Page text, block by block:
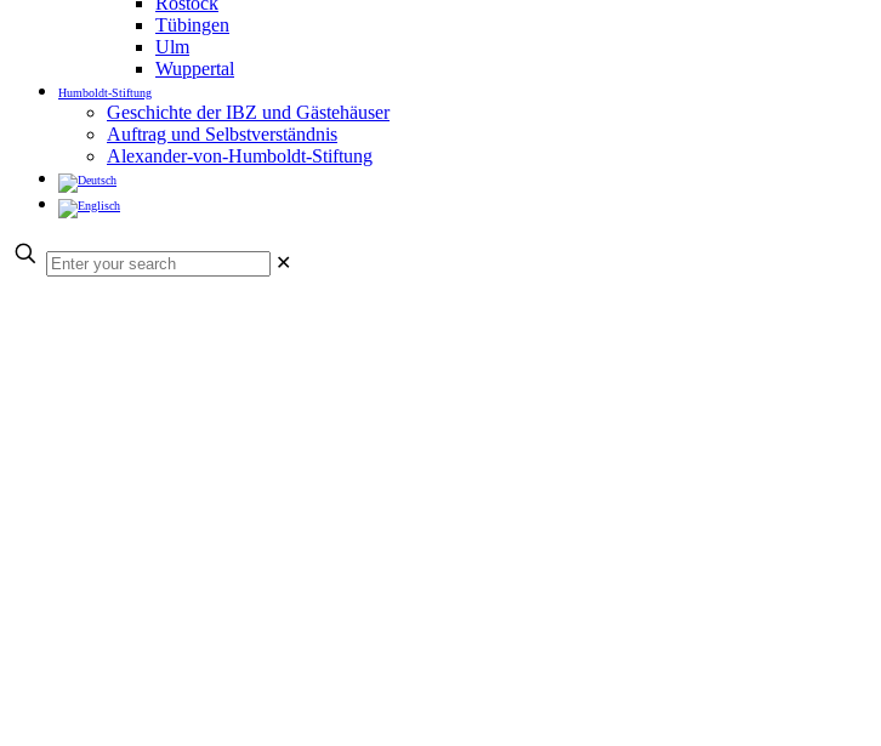
Tübingen
Ulm
Wuppertal
Humboldt-Stiftung
Geschichte der IBZ und Gästehäuser
Auftrag und Selbstverständnis
Alexander-von-Humboldt-Stiftung
✕